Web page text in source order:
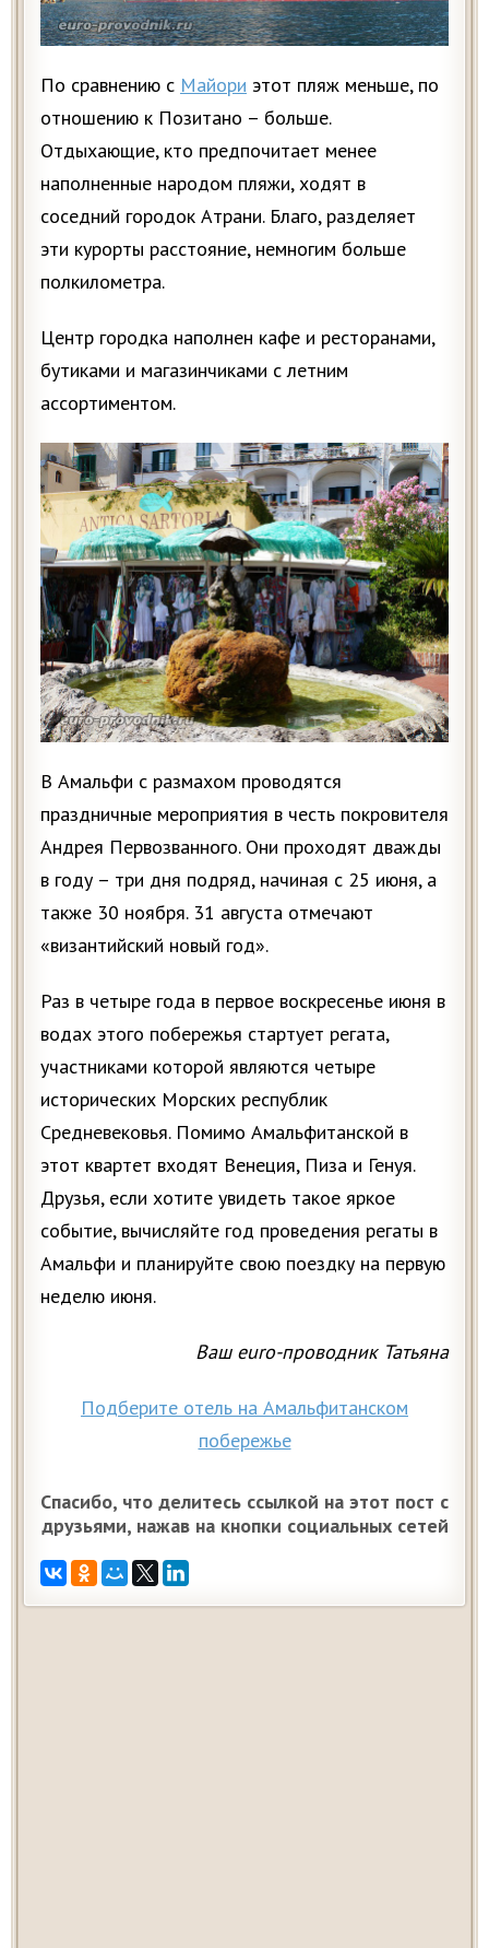
По сравнению с Майори этот пляж меньше, по
отношению к Позитано – больше.
Отдыхающие, кто предпочитает менее
наполненные народом пляжи, ходят в
соседний городок Атрани. Благо, разделяет
эти курорты расстояние, немногим больше
полкилометра.
Центр городка наполнен кафе и ресторанами,
бутиками и магазинчиками с летним
ассортиментом.
В Амальфи с размахом проводятся
праздничные мероприятия в честь покровителя
Андрея Первозванного. Они проходят дважды
в году – три дня подряд, начиная с 25 июня, а
также 30 ноября. 31 августа отмечают
«византийский новый год».
Раз в четыре года в первое воскресенье июня в
водах этого побережья стартует регата,
участниками которой являются четыре
исторических Морских республик
Средневековья. Помимо Амальфитанской в
этот квартет входят Венеция, Пиза и Генуя.
Друзья, если хотите увидеть такое яркое
событие, вычисляйте год проведения регаты в
Амальфи и планируйте свою поездку на первую
неделю июня.
Ваш euro-проводник Татьяна
Подберите отель на Амальфитанском
побережье
Спасибо, что делитесь ссылкой на этот пост с
друзьями, нажав на кнопки социальных сетей